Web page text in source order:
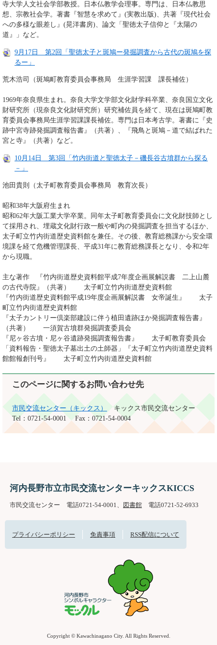
寺大学人文社会学部教授。日本仏教学会理事。専門は、日本仏教思
想、宗教社会学。著書『智慧を求めて』(実教出版)、共著『現代社会
への多様な眼差し』(晃洋書房)、論文「聖徳太子信仰と『太陽の
道』」など。
9月17日 第2回「聖徳太子と斑鳩ー発掘調査から古代の斑鳩を探
るー」
荒木浩司（斑鳩町教育委員会事務局 生涯学習課 課長補佐）
1969年奈良県生まれ。奈良大学文学部文化財学科卒業、奈良国立文化
財研究所（現奈良文化財研究所）研究補佐員を経て、現在は斑鳩町教
育委員会事務局生涯学習課課長補佐。専門は日本考古学。著書に『史
跡中宮寺跡発掘調査報告書』（共著）、『飛鳥と斑鳩－道で結ばれた
宮と寺』（共著）など。
10月14日 第3回「竹内街道と聖徳太子－磯長谷古墳群から探る
－」
池田貴則（太子町教育委員会事務局 教育次長）
昭和38年大阪府生まれ
昭和62年大阪工業大学卒業。同年太子町教育委員会に文化財技師とし
て採用され、埋蔵文化財行政一般や町内の発掘調査を担当するほか、
太子町立竹内街道歴史資料館を兼任。その後、教育総務課から安全環
境課を経て危機管理課長、平成31年に教育総務課長となり、令和2年
から現職。
主な著作 『竹内街道歴史資料館平成7年度企画展解説書 二上山麓
の古代寺院』（共著） 太子町立竹内街道歴史資料館
『竹内街道歴史資料館平成19年度企画展解説書 女帝誕生』 太子
町立竹内街道歴史資料館
『太子カントリー倶楽部建設に伴う植田遺跡ほか発掘調査報告書』
（共著） 一須賀古墳群発掘調査委員会
『尼ヶ谷古墳・尼ヶ谷遺跡発掘調査報告書』 太子町教育委員会
「資料報告・聖徳太子墓出土の土師器」『太子町立竹内街道歴史資料
館館報創刊号』 太子町立竹内街道歴史資料館
このページに関するお問い合わせ先
市民交流センター（キックス）
キックス市民交流センター
Tel：0721-54-0001
Fax：0721-54-0004
河内長野市立市民交流センターキックスKICCS
市民交流センター 電話0721-54-0001、 図書館 電話0721-52-6933
プライバシーポリシー 免責事項 RSS配信について
Copyright © Kawachinagano City. All Rights Reserved.